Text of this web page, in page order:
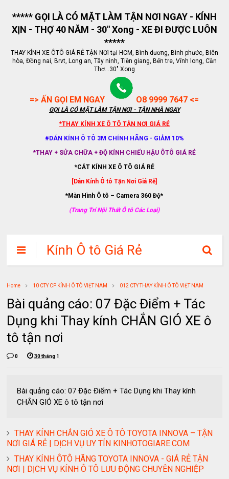
***** GỌI LÀ CÓ MẶT LÀM TẬN NƠI NGAY - KÍNH
XỊN - THỢ 40 NĂM - 30" Xong - XE ĐI ĐƯỢC LUÔN
*****
THAY KÍNH XE ÔTÔ GIÁ RẺ TẬN NƠI tại HCM, Bình dương, Bình phước, Biên
hòa, Đồng nai, Brvt, Long an, Tây ninh, Tiền giang, Bến tre, Vĩnh long, Cần
Thơ...30" Xong
=> ẤN GỌI EM NGAY O8 9999 7647 <=
GỌI LÀ CÓ MẶT LÀM TẬN NƠI - TẬN NHÀ NGAY
*THAY KÍNH XE Ô TÔ TẬN NƠI GIÁ RẺ
#DÁN KÍNH Ô TÔ 3M CHÍNH HÃNG - GIẢM 10%
*THAY + SỬA CHỮA + ĐỘ KÍNH CHIẾU HẬU ÔTÔ GIÁ RẺ
*CẮT KÍNH XE Ô TÔ GIÁ RẺ
[Dán Kính Ô tô Tận Nơi Giá Rẻ]
*Màn Hình Ô tô – Camera 360 Độ*
(Trang Trí Nội Thất Ô tô Các Loại)
Kính Ô tô Giá Rẻ
Home 10 CTY CP KÍNH Ô TÔ VIỆT NAM 012 CTY THAY KÍNH Ô TÔ VIỆT NAM
Bài quảng cáo: 07 Đặc Điểm + Tác
Dụng khi Thay kính CHẮN GIÓ XE ô
tô tận nơi
0 30 tháng 1
Bài quảng cáo: 07 Đặc Điểm + Tác Dụng khi Thay kính
CHẮN GIÓ XE ô tô tận nơi
THAY KÍNH CHẮN GIÓ XE Ô TÔ TOYOTA INNOVA – TẬN
NƠI GIÁ RẺ | DỊCH VỤ UY TÍN KINHOTOGIARE.COM
THAY KÍNH ÔTÔ HÃNG TOYOTA INNOVA - GIÁ RẺ TẬN
NƠI | DỊCH VỤ KÍNH Ô TÔ LƯU ĐỘNG CHUYÊN NGHIỆP